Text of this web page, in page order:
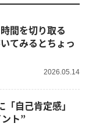
間を切り取る
てみるとちょっ
2026.05.14
自己肯定感」
ト”